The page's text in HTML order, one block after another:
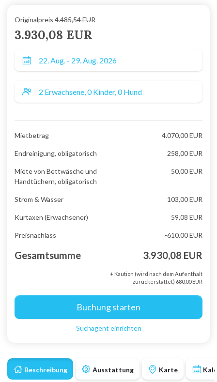
Beschreibung Ausstattung Karte
Originalpreis 4.485,54 EUR
3.930,08 EUR
Mietbetrag 4.070,00 EUR
Endreinigung, obligatorisch 258,00 EUR
Miete von Bettwäsche und
Handtüchern, obligatorisch
50,00 EUR
Strom & Wasser 103,00 EUR
Kurtaxen (Erwachsener) 59,08 EUR
Preisnachlass -610,00 EUR
Gesamtsumme 3.930,08 EUR
+ Kaution (wird nach dem Aufenthalt
zurückerstattet) 680,00 EUR
Buchung starten
Suchagent einrichten